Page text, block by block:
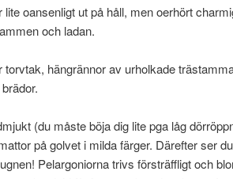
lite oansenligt ut på håll, men oerhört
och ladan.
torvtak, hängrännor av urholkade
(du måste böja dig lite pga låg
på golvet i milda färger. Därefter ser
Pelargoniorna trivs försträffligt och